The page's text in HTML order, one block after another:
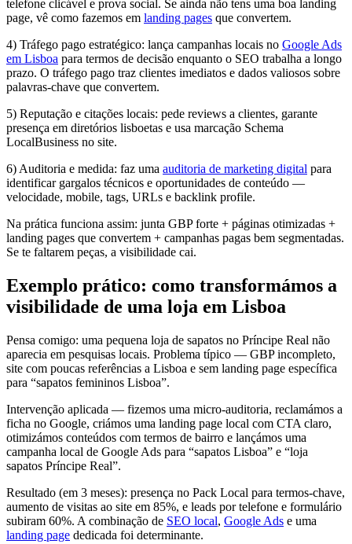
telefone clicável e prova social. Se ainda não tens uma boa landing
page, vê como fazemos em landing pages que convertem.
4) Tráfego pago estratégico: lança campanhas locais no Google Ads
em Lisboa para termos de decisão enquanto o SEO trabalha a longo
prazo. O tráfego pago traz clientes imediatos e dados valiosos sobre
palavras-chave que convertem.
5) Reputação e citações locais: pede reviews a clientes, garante
presença em diretórios lisboetas e usa marcação Schema
LocalBusiness no site.
6) Auditoria e medida: faz uma auditoria de marketing digital para
identificar gargalos técnicos e oportunidades de conteúdo —
velocidade, mobile, tags, URLs e backlink profile.
Na prática funciona assim: junta GBP forte + páginas otimizadas +
landing pages que convertem + campanhas pagas bem segmentadas.
Se te faltarem peças, a visibilidade cai.
Exemplo prático: como transformámos a
visibilidade de uma loja em Lisboa
Pensa comigo: uma pequena loja de sapatos no Príncipe Real não
aparecia em pesquisas locais. Problema típico — GBP incompleto,
site com poucas referências a Lisboa e sem landing page específica
para “sapatos femininos Lisboa”.
Intervenção aplicada — fizemos uma micro-auditoria, reclamámos a
ficha no Google, criámos uma landing page local com CTA claro,
otimizámos conteúdos com termos de bairro e lançámos uma
campanha local de Google Ads para “sapatos Lisboa” e “loja
sapatos Príncipe Real”.
Resultado (em 3 meses): presença no Pack Local para termos-chave,
aumento de visitas ao site em 85%, e leads por telefone e formulário
subiram 60%. A combinação de SEO local, Google Ads e uma
landing page dedicada foi determinante.